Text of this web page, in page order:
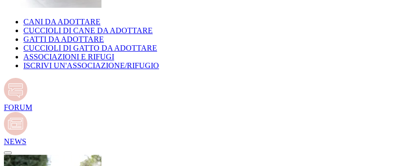
CANI DA ADOTTARE
CUCCIOLI DI CANE DA ADOTTARE
GATTI DA ADOTTARE
CUCCIOLI DI GATTO DA ADOTTARE
ASSOCIAZIONI E RIFUGI
ISCRIVI UN'ASSOCIAZIONE/RIFUGIO
FORUM
NEWS